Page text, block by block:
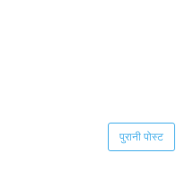
पुरानी पोस्ट